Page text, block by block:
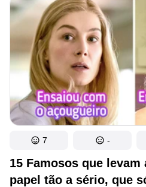
ainda existem almas tão
decidem resgatá-los, reformando-
chance a esses objetos.
15 Famosos que levam
papel tão a sério, que
7 -